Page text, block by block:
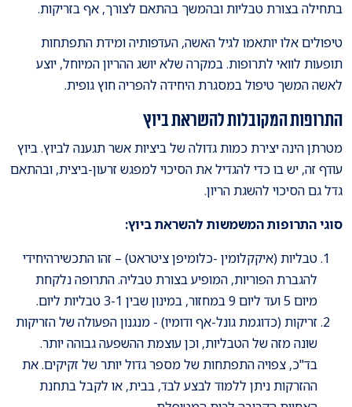
בתחילה בצורת טבליות ובהמשך בהתאם לצורך, אף בזריקות.
טיפולים אלו יותאמו לגיל האשה, העדפותיה ומידת התפתחות
תופעות לוואי לתרופות. במקרה שלא יושג ההריון המיוחל, יוצע
לאשה המשך טיפול במסגרת היחידה להפריה חוץ גופית.
התרופות המקובלות להשראת ביוץ
מטרתן הינה יצירת כמות גדולה של ביציות אשר תגענה לביוץ. ביוץ
עודף זה, יש בו כדי להגדיל את הסיכוי למפגש זרעון-ביצית, ובהתאם
גדל גם הסיכוי להשגת הריון.
סוגי התרופות המשמשות להשראת ביוץ:
טבליות (איקקלומין -כלומיפן ציטראט) – זהו התכשירהיחידי
להגברת הפוריות, המופיע בצורת טבליה. התרופה נלקחת
מיום 5 ועד ליום 9 במחזור, במינון שבין 3-1 טבליות ליום.
זריקות (כדוגמת גונל-אף ודומיו) - מנגנון הפעולה של הזריקות
שונה מזה של הטבליות, וכן עוצמת ההשפעה גבוהה יותר.
בד"כ, צפויה התפתחות של מספר גדול יותר של זקיקים. את
ההזרקות ניתן ללמוד לבצע לבד, בבית, או לקבל בתחנת